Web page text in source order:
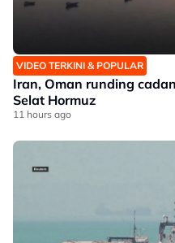
VIDEO TERKINI & POPULAR
Iran, Oman runding
Selat Hormuz
11 hours ago